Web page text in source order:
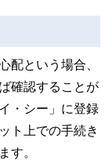
配という場合、
確認することが
・シー」に登録
ト上での手続き
す。